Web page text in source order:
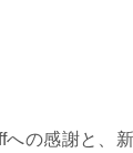
への感謝と、